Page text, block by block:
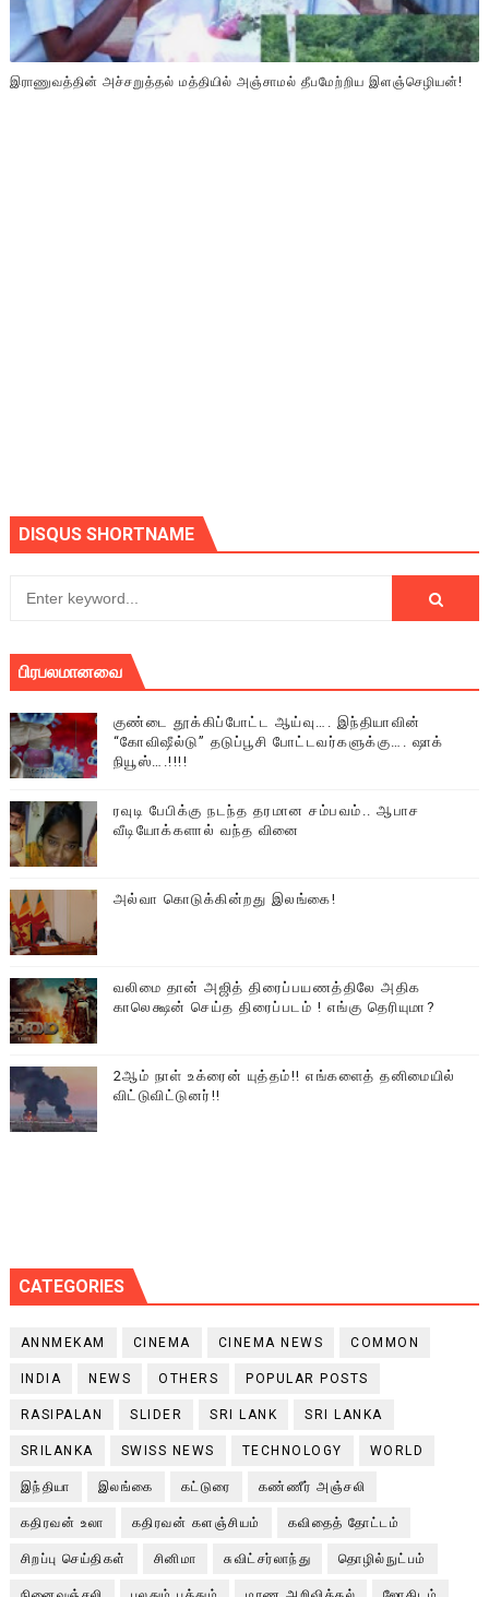
இராணுவத்தின் அச்சறுத்தல் மத்தியில் அஞ்சாமல் தீபமேற்றிய இளஞ்செழியன்!
DISQUS SHORTNAME
பிரபலமானவை
குண்டை தூக்கிப்போட்ட ஆய்வு…. இந்தியாவின்
“கோவிஷீல்டு” தடுப்பூசி போட்டவர்களுக்கு…. ஷாக்
நியூஸ்….!!!!
ரவுடி பேபிக்கு நடந்த தரமான சம்பவம்.. ஆபாச
வீடியோக்களால் வந்த வினை
அல்வா கொடுக்கின்றது இலங்கை!
வலிமை தான் அஜித் திரைப்பயணத்திலே அதிக
காலெக்ஷன் செய்த திரைப்படம் ! எங்கு தெரியுமா?
2ஆம் நாள் உக்ரைன் யுத்தம்!! எங்களைத் தனிமையில்
விட்டுவிட்டுனர்!!
CATEGORIES
ANNMEKAM CINEMA CINEMA NEWS COMMON
INDIA NEWS OTHERS POPULAR POSTS
RASIPALAN SLIDER SRI LANK SRI LANKA
SRILANKA SWISS NEWS TECHNOLOGY WORLD
இந்தியா இலங்கை கட்டுரை கண்ணீர் அஞ்சலி
கதிரவன் உலா கதிரவன் களஞ்சியம் கவிதைத் தோட்டம்
சிறப்பு செய்திகள் சினிமா சுவிட்சர்லாந்து தொழில்நுட்பம்